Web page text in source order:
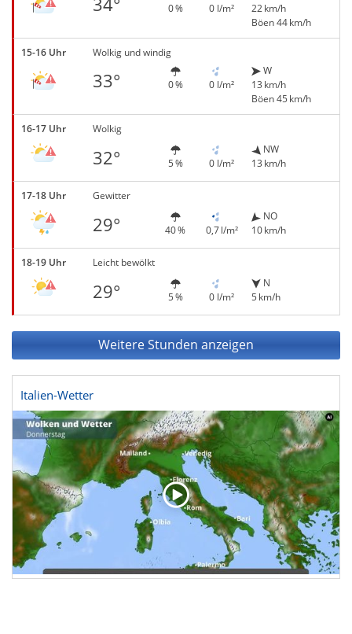
0 % 0 l/m²
22 km/h
Böen 44 km/h
15-16 Uhr Wolkig und windig
33° 0 % 0 l/m²
W
13 km/h
Böen 45 km/h
16-17 Uhr Wolkig
32° 5 % 0 l/m²
NW
13 km/h
17-18 Uhr Gewitter
29° 40 % 0,7 l/m²
NO
10 km/h
18-19 Uhr Leicht bewölkt
29° 5 % 0 l/m²
N
5 km/h
Weitere Stunden anzeigen
Italien-Wetter